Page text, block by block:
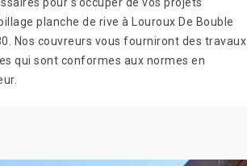
planche de rive à Louroux De Bouble
Nos couvreurs vous fourniront des travaux
qui sont conformes aux normes en